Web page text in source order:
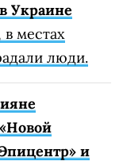
Украине
местах
люди.
и